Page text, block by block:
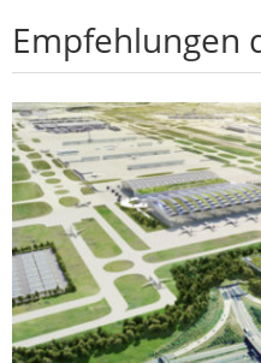
Empfehlungen